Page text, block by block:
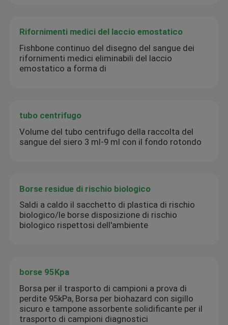
Rifornimenti medici del laccio emostatico
Fishbone continuo del disegno del sangue dei
rifornimenti medici eliminabili del laccio
emostatico a forma di
tubo centrifugo
Volume del tubo centrifugo della raccolta del
sangue del siero 3 ml-9 ml con il fondo rotondo
Borse residue di rischio biologico
Saldi a caldo il sacchetto di plastica di rischio
biologico/le borse disposizione di rischio
biologico rispettosi dell'ambiente
borse 95Kpa
Borsa per il trasporto di campioni a prova di
perdite 95kPa, Borsa per biohazard con sigillo
sicuro e tampone assorbente solidificante per il
trasporto di campioni diagnostici